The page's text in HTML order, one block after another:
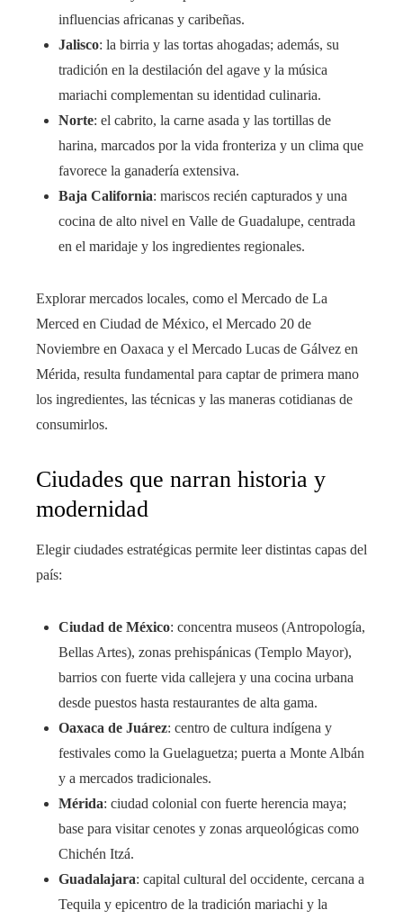
influencias africanas y caribeñas.
Jalisco: la birria y las tortas ahogadas; además, su
tradición en la destilación del agave y la música
mariachi complementan su identidad culinaria.
Norte: el cabrito, la carne asada y las tortillas de
harina, marcados por la vida fronteriza y un clima que
favorece la ganadería extensiva.
Baja California: mariscos recién capturados y una
cocina de alto nivel en Valle de Guadalupe, centrada
en el maridaje y los ingredientes regionales.
Explorar mercados locales, como el Mercado de La
Merced en Ciudad de México, el Mercado 20 de
Noviembre en Oaxaca y el Mercado Lucas de Gálvez en
Mérida, resulta fundamental para captar de primera mano
los ingredientes, las técnicas y las maneras cotidianas de
consumirlos.
Ciudades que narran historia y
modernidad
Elegir ciudades estratégicas permite leer distintas capas del
país:
Ciudad de México: concentra museos (Antropología,
Bellas Artes), zonas prehispánicas (Templo Mayor),
barrios con fuerte vida callejera y una cocina urbana
desde puestos hasta restaurantes de alta gama.
Oaxaca de Juárez: centro de cultura indígena y
festivales como la Guelaguetza; puerta a Monte Albán
y a mercados tradicionales.
Mérida: ciudad colonial con fuerte herencia maya;
base para visitar cenotes y zonas arqueológicas como
Chichén Itzá.
Guadalajara: capital cultural del occidente, cercana a
Tequila y epicentro de la tradición mariachi y la